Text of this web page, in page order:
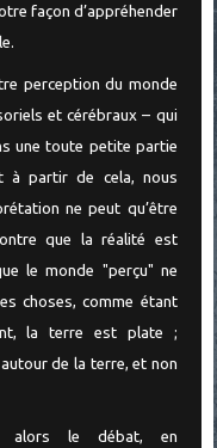
façon d’appréhender
perception du monde
et cérébraux – qui
une toute petite partie
à partir de cela, nous
ne peut qu’être
que la réalité est
le monde "perçu" ne
choses, comme étant
la terre est plate ;
de la terre, et non
alors le débat, en